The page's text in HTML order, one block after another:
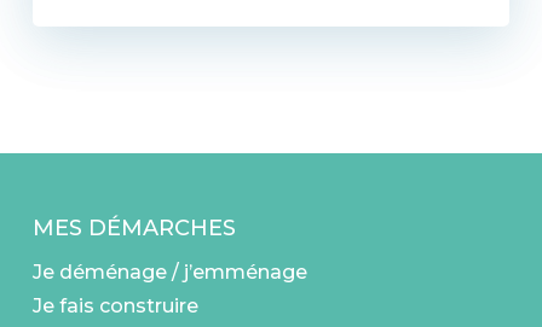
MES DÉMARCHES
Je déménage / j’emménage
Je fais construire